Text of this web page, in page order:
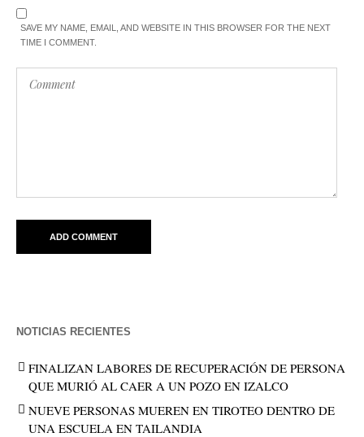
SAVE MY NAME, EMAIL, AND WEBSITE IN THIS BROWSER FOR THE NEXT
TIME I COMMENT.
NOTICIAS RECIENTES
FINALIZAN LABORES DE RECUPERACIÓN DE PERSONA
QUE MURIÓ AL CAER A UN POZO EN IZALCO
NUEVE PERSONAS MUEREN EN TIROTEO DENTRO DE
UNA ESCUELA EN TAILANDIA